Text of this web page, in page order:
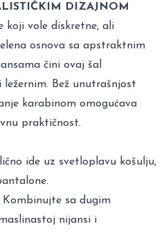
DIZAJNOM
koji vole diskretne, ali
osnova sa apstraktnim
čini ovaj šal
Bež unutrašnjost
karabinom omogućava
praktičnost.
ide uz svetloplavu košulju,
Kombinujte sa dugim
nijansi i